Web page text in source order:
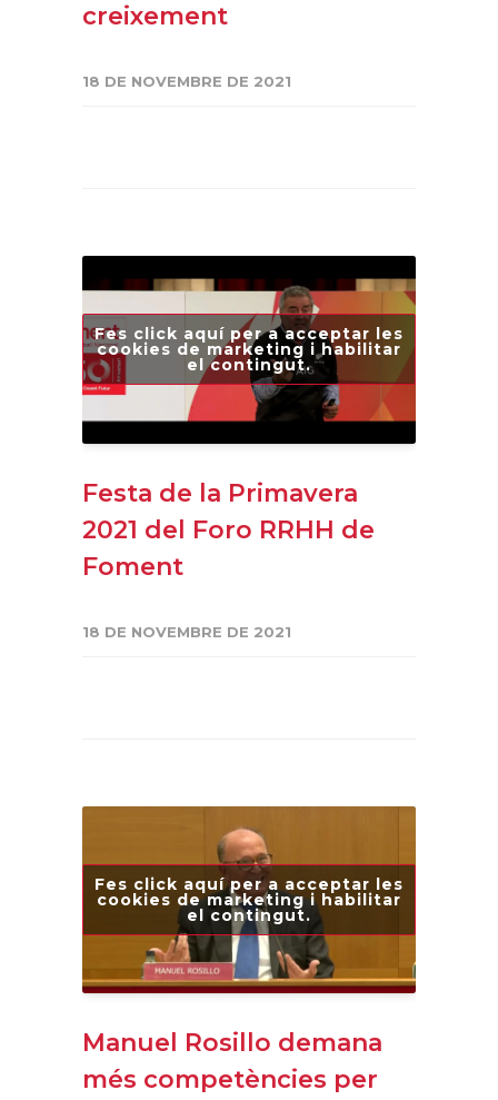
creixement
18 DE NOVEMBRE DE 2021
Fes click aquí per a acceptar les
cookies de marketing i habilitar
el contingut.
Festa de la Primavera
2021 del Foro RRHH de
Foment
18 DE NOVEMBRE DE 2021
Fes click aquí per a acceptar les
cookies de marketing i habilitar
el contingut.
Manuel Rosillo demana
més competències per